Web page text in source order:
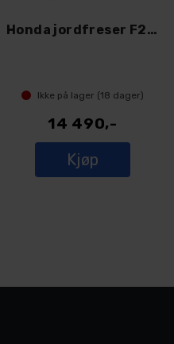
Honda jordfreser F220
Ikke på lager (18 dager)
14 490,-
Kjøp